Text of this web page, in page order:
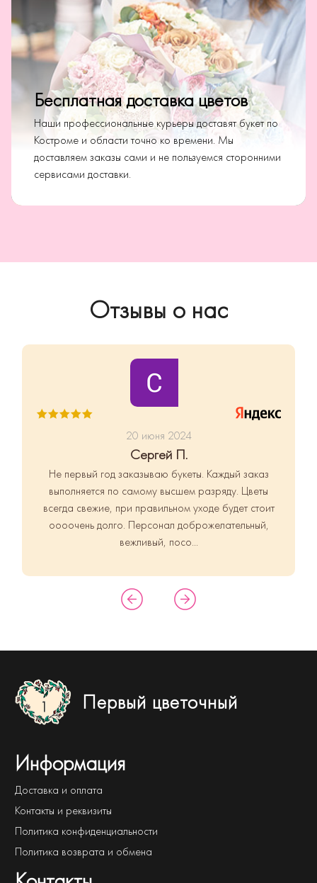
Бесплатная доставка цветов
Наши профессиональные курьеры доставят букет по
Костроме и области точно ко времени. Мы
доставляем заказы сами и не пользуемся сторонними
сервисами доставки.
Отзывы о нас
20 июня 2024
Сергей П.
Не первый год заказываю букеты. Каждый заказ
выполняется по самому высшем разряду. Цветы
всегда свежие, при правильном уходе будет стоит
оооочень долго. Персонал доброжелательный,
вежливый, посо...
Первый цветочный
Информация
Доставка и оплата
Контакты и реквизиты
Политика конфиденциальности
Политика возврата и обмена